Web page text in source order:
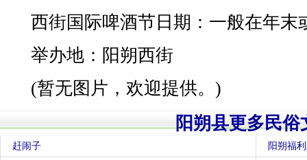
西街国际啤酒节日期：一般在年末
举办地：阳朔西街
(暂无图片，欢迎提供。)
阳朔县更多民俗
赶闹子 阳朔福